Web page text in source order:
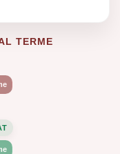
TERME